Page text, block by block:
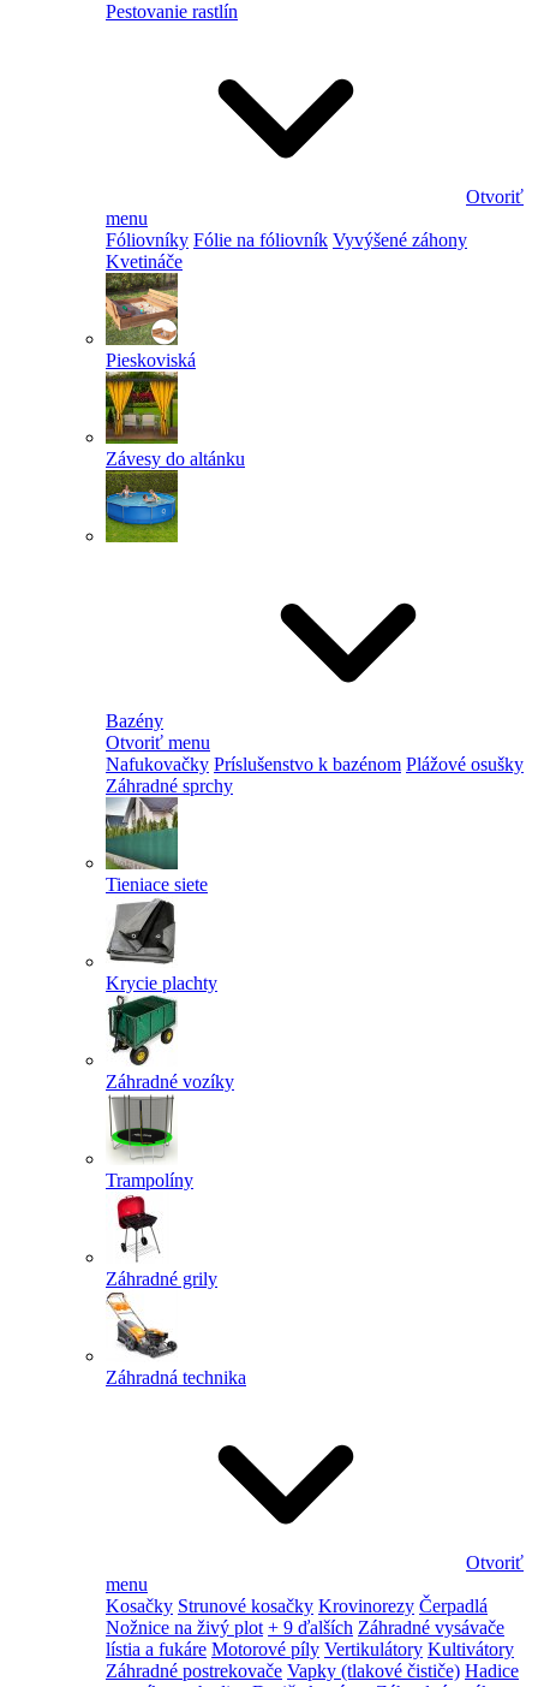
Pestovanie rastlín
Otvoriť
menu
Fóliovníky Fólie na fóliovník Vyvýšené záhony
Kvetináče
Pieskoviská
Závesy do altánku
Bazény
Otvoriť menu
Nafukovačky Príslušenstvo k bazénom Plážové osušky
Záhradné sprchy
Tieniace siete
Krycie plachty
Záhradné vozíky
Trampolíny
Záhradné grily
Záhradná technika
Otvoriť
menu
Kosačky Strunové kosačky Krovinorezy Čerpadlá
Nožnice na živý plot + 9 ďalších Záhradné vysávače
lístia a fukáre Motorové píly Vertikulátory Kultivátory
Záhradné postrekovače Vapky (tlakové čističe) Hadice